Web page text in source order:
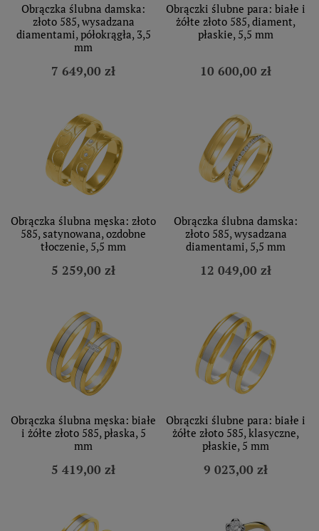
Obrączka ślubna damska:
złoto 585, wysadzana
diamentami, półokrągła, 3,5
mm
7 649,00 zł
Obrączki ślubne para: białe i
żółte złoto 585, diament,
płaskie, 5,5 mm
10 600,00 zł
Obrączka ślubna męska: złoto
585, satynowana, ozdobne
tłoczenie, 5,5 mm
5 259,00 zł
Obrączka ślubna damska:
złoto 585, wysadzana
diamentami, 5,5 mm
12 049,00 zł
Obrączka ślubna męska: białe
i żółte złoto 585, płaska, 5
mm
5 419,00 zł
Obrączki ślubne para: białe i
żółte złoto 585, klasyczne,
płaskie, 5 mm
9 023,00 zł